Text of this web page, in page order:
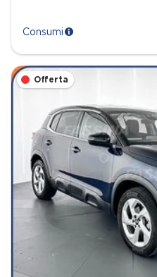
Consumi
Offerta